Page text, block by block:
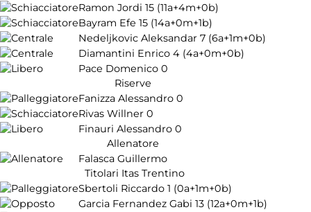
Ramon Jordi 15 (11a+4m+0b)
Bayram Efe 15 (14a+0m+1b)
Nedeljkovic Aleksandar 7 (6a+1m+0b)
Diamantini Enrico 4 (4a+0m+0b)
Pace Domenico 0
Riserve
Fanizza Alessandro 0
Rivas Willner 0
Finauri Alessandro 0
Allenatore
Falasca Guillermo
Titolari Itas Trentino
Sbertoli Riccardo 1 (0a+1m+0b)
Garcia Fernandez Gabi 13 (12a+0m+1b)